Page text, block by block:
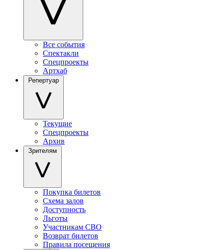
Все события
Спектакли
Спецпроекты
Артхаб
Репертуар
Текущие
Спецпроекты
Архив
Зрителям
Покупка билетов
Схема залов
Доступность
Льготы
Участникам СВО
Возврат билетов
Правила посещения